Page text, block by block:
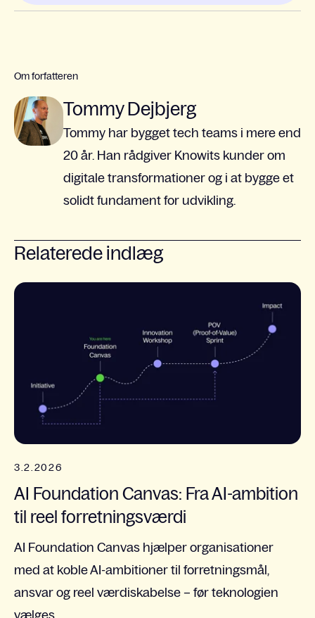
Om forfatteren
Tommy Dejbjerg
Tommy har bygget tech teams i mere end
20 år. Han rådgiver Knowits kunder om
digitale transformationer og i at bygge et
solidt fundament for udvikling.
Relaterede indlæg
3.2.2026
AI Foundation Canvas: Fra AI-ambition
til reel forretningsværdi
AI Foundation Canvas hjælper organisationer
med at koble AI-ambitioner til forretningsmål,
ansvar og reel værdiskabelse – før teknologien